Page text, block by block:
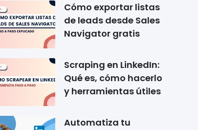
Cómo exportar listas
de leads desde Sales
Navigator gratis
Scraping en LinkedIn:
Qué es, cómo hacerlo
y herramientas útiles
Automatiza tu